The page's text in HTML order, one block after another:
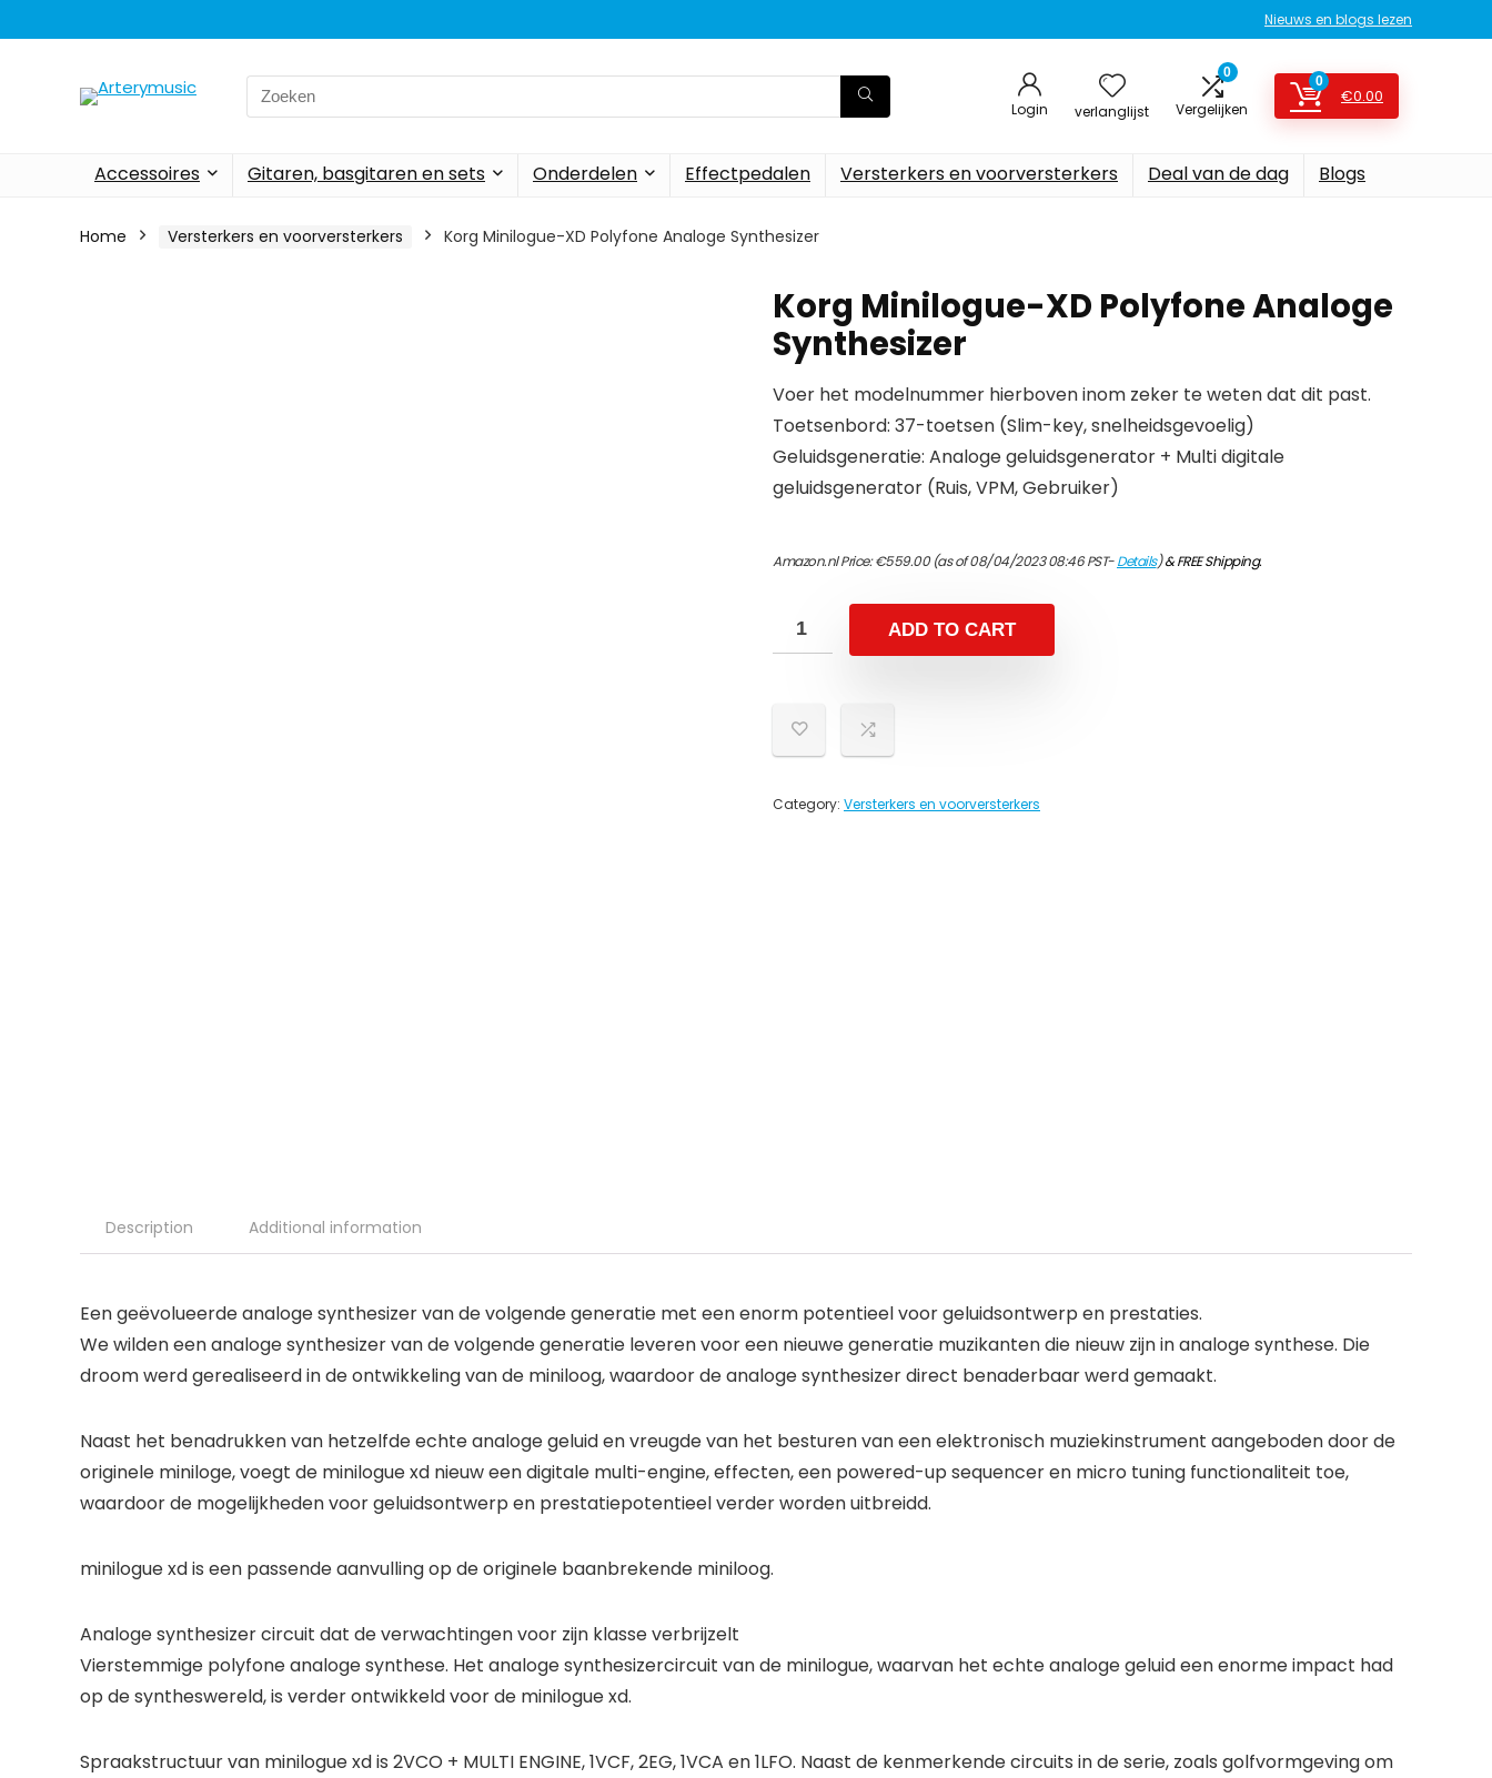
Nieuws en blogs lezen
Search
for:
Login verlanglijst
0
Vergelijken
0
€0.00
Accessoires Gitaren, basgitaren en sets Onderdelen Effectpedalen Versterkers en voorversterkers Deal van de dag Blogs
Home Versterkers en voorversterkers Korg Minilogue-XD Polyfone Analoge Synthesizer
Korg Minilogue-XD Polyfone Analoge
Synthesizer
Voer het modelnummer hierboven inom zeker te weten dat dit past.
Toetsenbord: 37-toetsen (Slim-key, snelheidsgevoelig)
Geluidsgeneratie: Analoge geluidsgenerator + Multi digitale
geluidsgenerator (Ruis, VPM, Gebruiker)
Amazon.nl Price:€559.00(as of 08/04/2023 08:46 PST-Details)&FREE Shipping.
ADD TO CART
Category: Versterkers en voorversterkers
Description Additional information
Een geëvolueerde analoge synthesizer van de volgende generatie met een enorm potentieel voor geluidsontwerp en prestaties.
We wilden een analoge synthesizer van de volgende generatie leveren voor een nieuwe generatie muzikanten die nieuw zijn in analoge synthese. Die
droom werd gerealiseerd in de ontwikkeling van de miniloog, waardoor de analoge synthesizer direct benaderbaar werd gemaakt.
Naast het benadrukken van hetzelfde echte analoge geluid en vreugde van het besturen van een elektronisch muziekinstrument aangeboden door de
originele miniloge, voegt de minilogue xd nieuw een digitale multi-engine, effecten, een powered-up sequencer en micro tuning functionaliteit toe,
waardoor de mogelijkheden voor geluidsontwerp en prestatiepotentieel verder worden uitbreidd.
minilogue xd is een passende aanvulling op de originele baanbrekende miniloog.
Analoge synthesizer circuit dat de verwachtingen voor zijn klasse verbrijzelt
Vierstemmige polyfone analoge synthese. Het analoge synthesizercircuit van de minilogue, waarvan het echte analoge geluid een enorme impact had
op de syntheswereld, is verder ontwikkeld voor de minilogue xd.
Spraakstructuur van minilogue xd is 2VCO + MULTI ENGINE, 1VCF, 2EG, 1VCA en 1LFO. Naast de kenmerkende circuits in de serie, zoals golfvormgeving om